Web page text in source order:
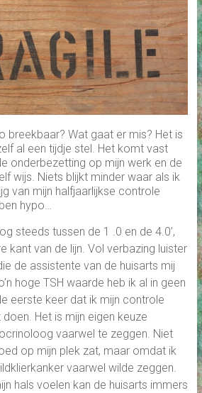
breekbaar? Wat gaat er mis? Het is
al een tijdje stel. Het komt vast
onderbezetting op mijn werk en de
wijs. Niets blijkt minder waar als ik
van mijn halfjaarlijkse controle
hypo…
steeds tussen de 1 .0 en de 4.0’,
kant van de lijn. Vol verbazing luister
de assistente van de huisarts mij
hoge TSH waarde heb ik al in geen
eerste keer dat ik mijn controle
Het is mijn eigen keuze
vaarwel te zeggen. Niet
op mijn plek zat, maar omdat ik
vaarwel wilde zeggen.
hals voelen kan de huisarts immers